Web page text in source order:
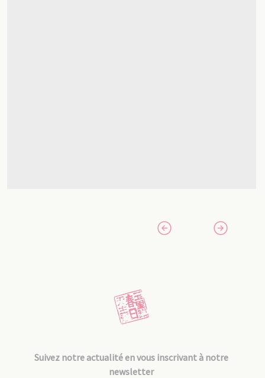
Suivez notre actualité en vous inscrivant à notre
newsletter